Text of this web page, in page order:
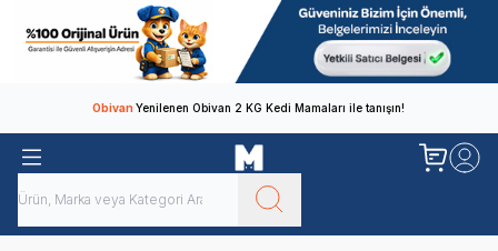
ObivanYenilenen Obivan 2 KG Kedi Mamaları ile tanışın!